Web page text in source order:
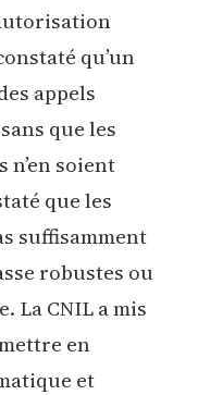
qu’un
appels
que les
soient
que les
suffisamment
robustes ou
La CNIL a mis
en
et